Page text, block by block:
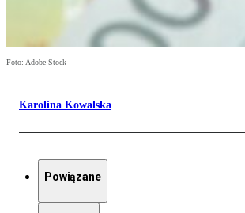
Foto: Adobe Stock
Karolina Kowalska
Powiązane